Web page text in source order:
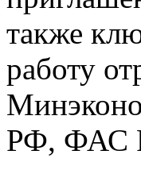
также
работу
РФ, ФАС